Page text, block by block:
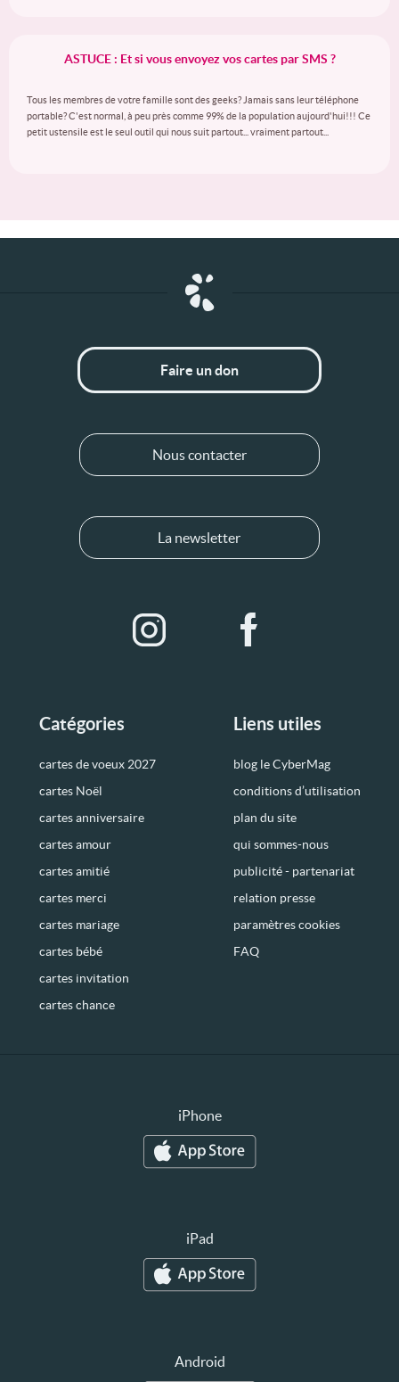
ASTUCE : Et si vous envoyez vos cartes par SMS ?
Tous les membres de votre famille sont des geeks? Jamais sans leur téléphone
portable? C'est normal, à peu près comme 99% de la population aujourd'hui!!! Ce
petit ustensile est le seul outil qui nous suit partout... vraiment partout...
Catégories
cartes de voeux 2027
cartes Noël
cartes anniversaire
cartes amour
cartes amitié
cartes merci
cartes mariage
cartes bébé
cartes invitation
cartes chance
Liens utiles
blog le CyberMag
conditions d’utilisation
plan du site
qui sommes-nous
publicité - partenariat
relation presse
paramètres cookies
FAQ
Faire un don
Nous contacter
La newsletter
iPhone
iPad
Android